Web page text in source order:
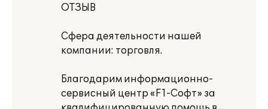
ОТЗЫВ
Сфера деятельности нашей
компании: торговля.
Благодарим информационно-
сервисный центр «F1-Софт» за